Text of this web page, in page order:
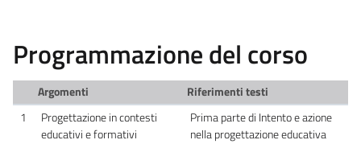
Programmazione del corso
Argomenti
Riferimenti testi
1
Progettazione in contesti
educativi e formativi
Prima parte di Intento e azione
nella progettazione educativa